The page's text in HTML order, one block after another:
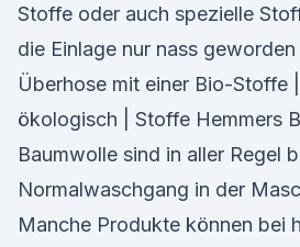
Stoffe oder auch spezielle
die Einlage nur nass
Überhose mit einer Bio-Stoffe
ökologisch | Stoffe Hemmers
Baumwolle sind in aller Regel
Normalwaschgang in der
Manche Produkte können bei